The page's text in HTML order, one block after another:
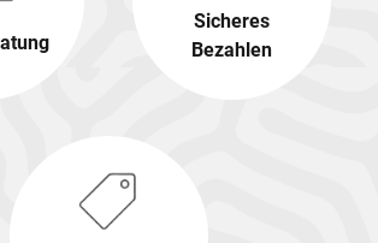
Sicheres
Bezahlen